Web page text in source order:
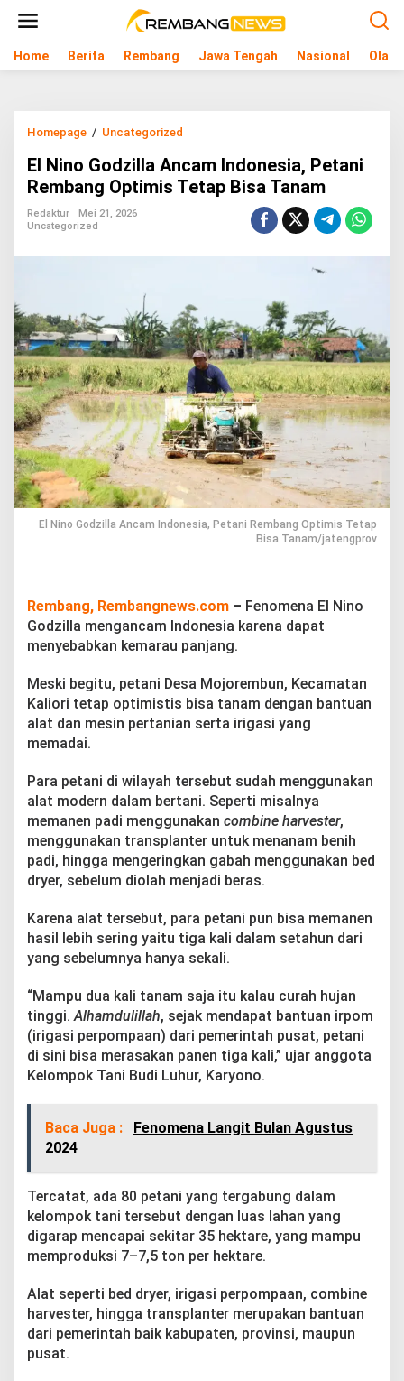
t
Home Berita Rembang Jawa Tengah Nasional
Homepage / Uncategorized
N
i
n
l
l
a
A
n
c
a
m
I
n
d
o
n
e
P
e
a
i
R
e
n
g
O
t
i
m
s
e
t
p
B
i
s
a
T
a
El Nino Godzilla Ancam Indonesia, Petani
Rembang Optimis Tetap Bisa Tanam
Redaktur
Mei 21, 2026
Uncategorized
El Nino Godzilla Ancam Indonesia, Petani Rembang Optimis Tetap
Bisa Tanam/jatengprov
Rembang, Rembangnews.com – Fenomena El Nino
Godzilla mengancam Indonesia karena dapat
menyebabkan kemarau panjang.
Meski begitu, petani Desa Mojorembun, Kecamatan
Kaliori tetap optimistis bisa tanam dengan bantuan
alat dan mesin pertanian serta irigasi yang
memadai.
Para petani di wilayah tersebut sudah menggunakan
alat modern dalam bertani. Seperti misalnya
memanen padi menggunakan combine harvester,
menggunakan transplanter untuk menanam benih
padi, hingga mengeringkan gabah menggunakan bed
dryer, sebelum diolah menjadi beras.
Karena alat tersebut, para petani pun bisa memanen
hasil lebih sering yaitu tiga kali dalam setahun dari
yang sebelumnya hanya sekali.
“Mampu dua kali tanam saja itu kalau curah hujan
tinggi. Alhamdulillah, sejak mendapat bantuan irpom
(irigasi perpompaan) dari pemerintah pusat, petani
di sini bisa merasakan panen tiga kali,” ujar anggota
Kelompok Tani Budi Luhur, Karyono.
Baca Juga :
Fenomena Langit Bulan Agustus
2024
Tercatat, ada 80 petani yang tergabung dalam
kelompok tani tersebut dengan luas lahan yang
digarap mencapai sekitar 35 hektare, yang mampu
memproduksi 7–7,5 ton per hektare.
Alat seperti bed dryer, irigasi perpompaan, combine
harvester, hingga transplanter merupakan bantuan
dari pemerintah baik kabupaten, provinsi, maupun
pusat.